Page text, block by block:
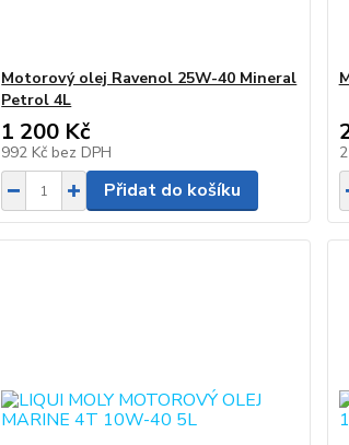
Motorový olej Ravenol 25W-40 Mineral
Petrol 4L
1 200 Kč
992 Kč bez DPH
Přidat do košíku